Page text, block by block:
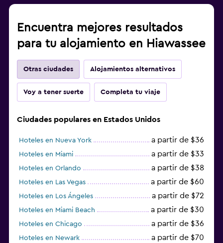
Encuentra mejores resultados
para tu alojamiento en Hiawassee
Otras ciudades Alojamientos alternativos
Voy a tener suerte Completa tu viaje
Ciudades populares en Estados Unidos
Hoteles en Nueva York a partir de $36
Hoteles en Miami a partir de $33
Hoteles en Orlando a partir de $38
Hoteles en Las Vegas a partir de $60
Hoteles en Los Ángeles a partir de $72
Hoteles en Miami Beach a partir de $30
Hoteles en Chicago a partir de $36
Hoteles en Newark a partir de $70